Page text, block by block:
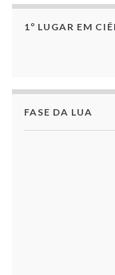
1º LUGAR EM
FASE DA LUA